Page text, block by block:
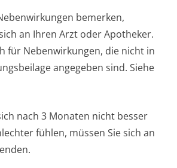
bemerken,
an Ihren Arzt oder Apotheker.
für Nebenwirkungen, die nicht in
angegeben sind. Siehe
nach 3 Monaten nicht besser
fühlen, müssen Sie sich an